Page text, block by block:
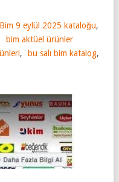
Bim 9 eylül 2025 kataloğu,
bim aktüel ürünler
, bu salı bim katalog,